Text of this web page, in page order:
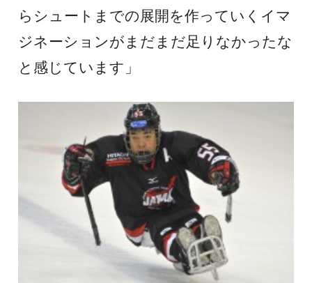
らシュートまでの展開を作っていくイマ
ジネーションがまだまだ足りなかったな
と感じています」